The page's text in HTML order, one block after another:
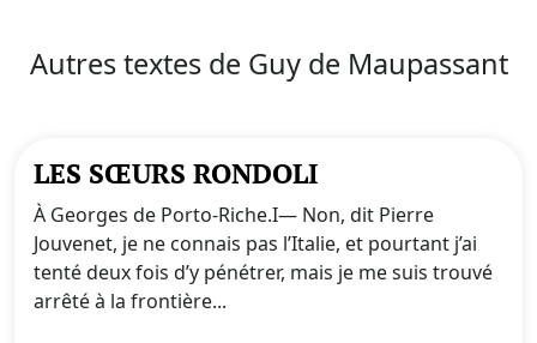
Autres textes de Guy de Maupassant
LES SŒURS RONDOLI
À Georges de Porto-Riche.I— Non, dit Pierre
Jouvenet, je ne connais pas l’Italie, et pourtant j’ai
tenté deux fois d’y pénétrer, mais je me suis trouvé
arrêté à la frontière...